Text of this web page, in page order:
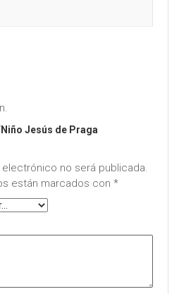
Niño Jesús de Praga
no será publicada.
están marcados con *